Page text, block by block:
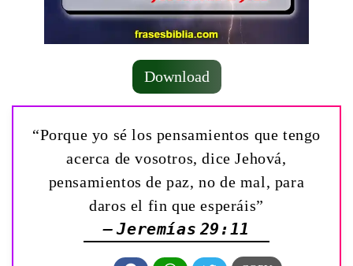
Download
“Porque yo sé los pensamientos que tengo
acerca de vosotros, dice Jehová,
pensamientos de paz, no de mal, para
daros el fin que esperáis”
— Jeremías 29:11